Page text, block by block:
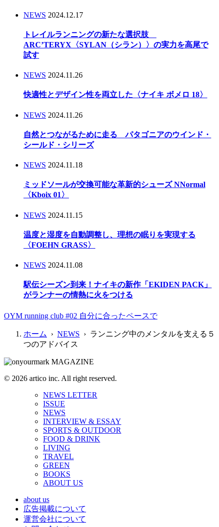
NEWS 2024.12.17
トレイルランニングの新たな選択肢
ARC’TERYX〈SYLAN（シラン）〉の実力を高尾で
試す
NEWS 2024.11.26
快適性とデザイン性を両立した〈ナイキ ボメロ 18〉
NEWS 2024.11.26
自然とつながるために走る パタゴニアのウインド・
シールド・シリーズ
NEWS 2024.11.18
ミッドソールが交換可能な革新的シューズ NNormal
〈Kboix 01〉
NEWS 2024.11.15
温度と湿度を自動調整し、理想の眠りを実現する
〈FOEHN GRASS〉
NEWS 2024.11.08
駅伝シーズン到来！ナイキの新作「EKIDEN PACK」
がランナーの情熱に火をつける
OYM running club #02 自分に合ったペースで
ホーム › NEWS › ランニング中のメンタルを支える５
つのアドバイス
© 2026 artico inc. All right reserved.
NEWS LETTER
ISSUE
NEWS
INTERVIEW & ESSAY
SPORTS & OUTDOOR
FOOD & DRINK
LIVING
TRAVEL
GREEN
BOOKS
ABOUT US
about us
広告掲載について
運営会社について